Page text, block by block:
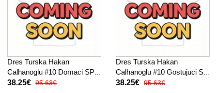
Dres Turska Hakan
Calhanoglu #10 Domaci SP
2026 Kratak Rukav
38.25€ 95.63€
Dres Turska Hakan
Calhanoglu #10 Gostujuci SP
2026 Kratak Rukav
38.25€ 95.63€